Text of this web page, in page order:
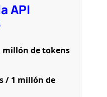
API
millón de tokens
/ 1 millón de